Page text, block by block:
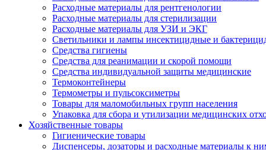
Расходные материалы для рентгенологии
Расходные материалы для стерилизации
Расходные материалы для УЗИ и ЭКГ
Светильники и лампы инсектицидные и
Средства гигиены
Средства для реанимации и скорой помощи
Средства индивидуальной защиты медицинские
Термоконтейнеры
Термометры и пульсоксиметры
Товары для маломобильных групп населения
Упаковка для сбора и утилизации медицинских
Хозяйственные товары
Гигиенические товары
Диспенсеры, дозаторы и расходные материалы к